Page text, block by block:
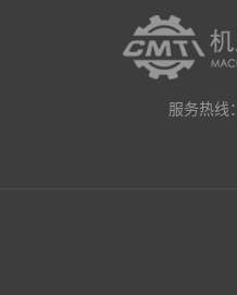
服务热线：